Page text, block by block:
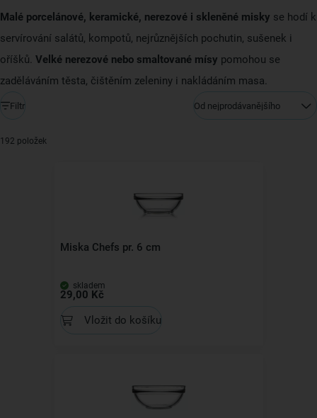
Malé porcelánové, keramické, nerezové i skleněné misky se hodí k
servírování salátů, kompotů, nejrůznějších pochutin, sušenek i
oříšků. Velké nerezové nebo smaltované mísy pomohou se
zaděláváním těsta, čištěním zeleniny i nakládáním masa.
Filtr Od nejprodávanějšího
192 položek
Miska Chefs pr. 6 cm
skladem
29,00 Kč
Vložit do košíku